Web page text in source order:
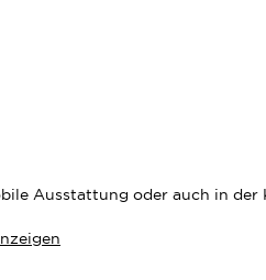
Ausstattung oder auch in der